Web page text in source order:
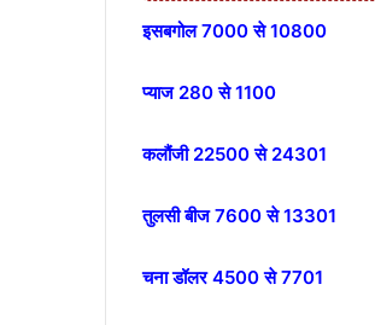
इसबगोल 7000 से 10800
प्याज 280 से 1100
कलौंजी 22500 से 24301
तुलसी बीज 7600 से 13301
चना डॉलर 4500 से 7701